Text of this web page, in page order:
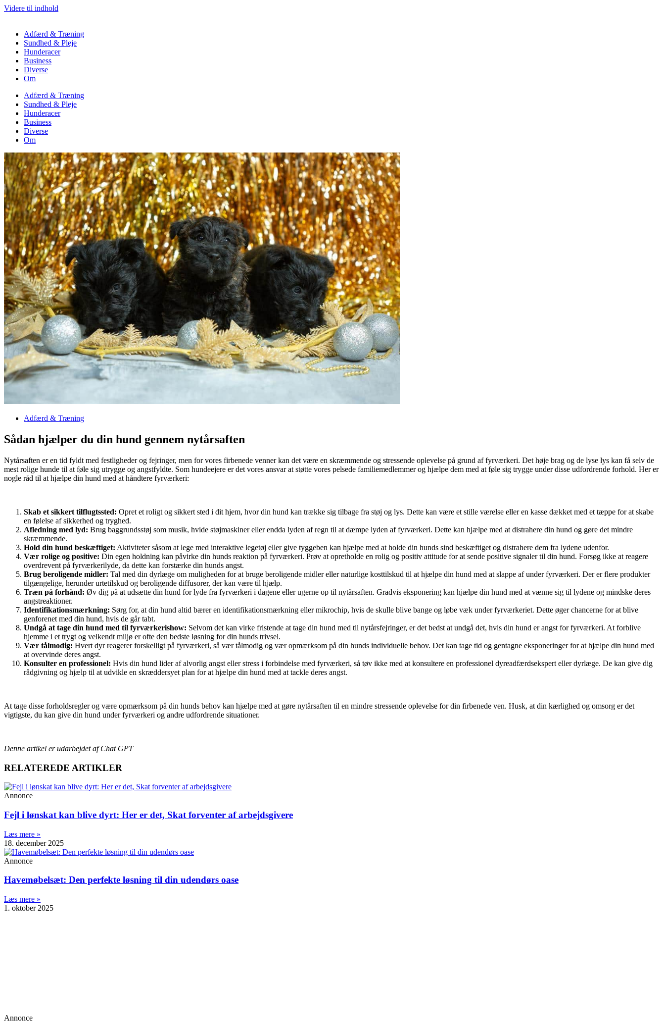
Videre til indhold
Adfærd & Træning
Sundhed & Pleje
Hunderacer
Business
Diverse
Om
Adfærd & Træning
Sundhed & Pleje
Hunderacer
Business
Diverse
Om
Adfærd & Træning
Sådan hjælper du din hund gennem nytårsaften
Nytårsaften er en tid fyldt med festligheder og fejringer, men for vores firbenede venner kan det være en skræmmende og stressende oplevelse på grund af fyrværkeri. Det høje brag og de lyse lys kan få selv de
mest rolige hunde til at føle sig utrygge og angstfyldte. Som hundeejere er det vores ansvar at støtte vores pelsede familiemedlemmer og hjælpe dem med at føle sig trygge under disse udfordrende forhold. Her er
nogle råd til at hjælpe din hund med at håndtere fyrværkeri:
Skab et sikkert tilflugtssted: Opret et roligt og sikkert sted i dit hjem, hvor din hund kan trække sig tilbage fra støj og lys. Dette kan være et stille værelse eller en kasse dækket med et tæppe for at skabe
en følelse af sikkerhed og tryghed.
Afledning med lyd: Brug baggrundsstøj som musik, hvide støjmaskiner eller endda lyden af regn til at dæmpe lyden af fyrværkeri. Dette kan hjælpe med at distrahere din hund og gøre det mindre
skræmmende.
Hold din hund beskæftiget: Aktiviteter såsom at lege med interaktive legetøj eller give tyggeben kan hjælpe med at holde din hunds sind beskæftiget og distrahere dem fra lydene udenfor.
Vær rolige og positive: Din egen holdning kan påvirke din hunds reaktion på fyrværkeri. Prøv at opretholde en rolig og positiv attitude for at sende positive signaler til din hund. Forsøg ikke at reagere
overdrevent på fyrværkerilyde, da dette kan forstærke din hunds angst.
Brug beroligende midler: Tal med din dyrlæge om muligheden for at bruge beroligende midler eller naturlige kosttilskud til at hjælpe din hund med at slappe af under fyrværkeri. Der er flere produkter
tilgængelige, herunder urtetilskud og beroligende diffusorer, der kan være til hjælp.
Træn på forhånd: Øv dig på at udsætte din hund for lyde fra fyrværkeri i dagene eller ugerne op til nytårsaften. Gradvis eksponering kan hjælpe din hund med at vænne sig til lydene og mindske deres
angstreaktioner.
Identifikationsmærkning: Sørg for, at din hund altid bærer en identifikationsmærkning eller mikrochip, hvis de skulle blive bange og løbe væk under fyrværkeriet. Dette øger chancerne for at blive
genforenet med din hund, hvis de går tabt.
Undgå at tage din hund med til fyrværkerishow: Selvom det kan virke fristende at tage din hund med til nytårsfejringer, er det bedst at undgå det, hvis din hund er angst for fyrværkeri. At forblive
hjemme i et trygt og velkendt miljø er ofte den bedste løsning for din hunds trivsel.
Vær tålmodig: Hvert dyr reagerer forskelligt på fyrværkeri, så vær tålmodig og vær opmærksom på din hunds individuelle behov. Det kan tage tid og gentagne eksponeringer for at hjælpe din hund med
at overvinde deres angst.
Konsulter en professionel: Hvis din hund lider af alvorlig angst eller stress i forbindelse med fyrværkeri, så tøv ikke med at konsultere en professionel dyreadfærdsekspert eller dyrlæge. De kan give dig
rådgivning og hjælp til at udvikle en skræddersyet plan for at hjælpe din hund med at tackle deres angst.
At tage disse forholdsregler og være opmærksom på din hunds behov kan hjælpe med at gøre nytårsaften til en mindre stressende oplevelse for din firbenede ven. Husk, at din kærlighed og omsorg er det
vigtigste, du kan give din hund under fyrværkeri og andre udfordrende situationer.
Denne artikel er udarbejdet af Chat GPT
RELATEREDE ARTIKLER
Annonce
Fejl i lønskat kan blive dyrt: Her er det, Skat forventer af arbejdsgivere
Læs mere »
18. december 2025
Annonce
Havemøbelsæt: Den perfekte løsning til din udendørs oase
Læs mere »
1. oktober 2025
Annonce